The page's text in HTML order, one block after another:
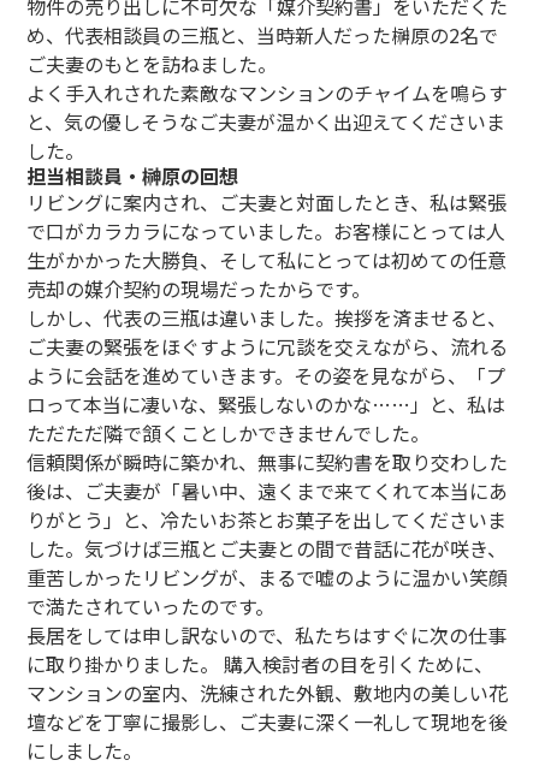
め、代表相談員の三瓶と、当時新人だった榊原の2名で
ご夫妻のもとを訪ねました。
よく手入れされた素敵なマンションのチャイムを鳴らす
と、気の優しそうなご夫妻が温かく出迎えてくださいま
した。
担当相談員・榊原の回想
リビングに案内され、ご夫妻と対面したとき、私は緊張
で口がカラカラになっていました。お客様にとっては人
生がかかった大勝負、そして私にとっては初めての任意
売却の媒介契約の現場だったからです。
しかし、代表の三瓶は違いました。挨拶を済ませると、
ご夫妻の緊張をほぐすように冗談を交えながら、流れる
ように会話を進めていきます。その姿を見ながら、「プ
ロって本当に凄いな、緊張しないのかな……」と、私は
ただただ隣で頷くことしかできませんでした。
信頼関係が瞬時に築かれ、無事に契約書を取り交わした
後は、ご夫妻が「暑い中、遠くまで来てくれて本当にあ
りがとう」と、冷たいお茶とお菓子を出してくださいま
した。気づけば三瓶とご夫妻との間で昔話に花が咲き、
重苦しかったリビングが、まるで嘘のように温かい笑顔
で満たされていったのです。
長居をしては申し訳ないので、私たちはすぐに次の仕事
に取り掛かりました。 購入検討者の目を引くために、
マンションの室内、洗練された外観、敷地内の美しい花
壇などを丁寧に撮影し、ご夫妻に深く一礼して現地を後
にしました。